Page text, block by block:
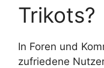
Trikots?
In Foren und
zufriedene